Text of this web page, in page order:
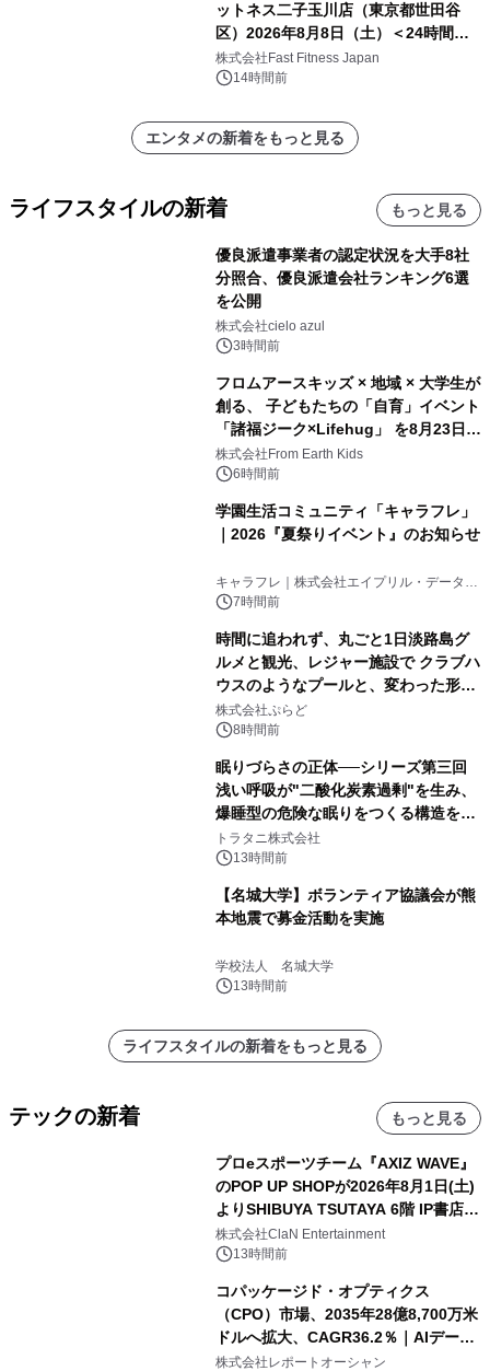
ットネス二子玉川店（東京都世田谷
区）2026年8月8日（土）＜24時間年
中無休のフィットネスジム＞
株式会社Fast Fitness Japan
14時間前
エンタメの新着をもっと見る
ライフスタイルの新着 もっと見る
優良派遣事業者の認定状況を大手8社
分照合、優良派遣会社ランキング6選
を公開
株式会社cielo azul
3時間前
フロムアースキッズ × 地域 × 大学生が
創る、 子どもたちの「自育」イベント
「諸福ジーク×Lifehug」 を8月23日
(日)開催
株式会社From Earth Kids
6時間前
学園生活コミュニティ「キャラフレ」
｜2026『夏祭りイベント』のお知らせ
キャラフレ｜株式会社エイプリル・データ・
デザインズ
7時間前
時間に追われず、丸ごと1日淡路島グ
ルメと観光、レジャー施設で クラブハ
ウスのようなプールと、変わった形の
サウナも 「THE BOXY AWAJI」のお
得な素泊まり連泊プランで
株式会社ぷらど
8時間前
眠りづらさの正体──シリーズ第三回
浅い呼吸が"二酸化炭素過剰"を生み、
爆睡型の危険な眠りをつくる構造を解
説
トラタニ株式会社
13時間前
【名城大学】ボランティア協議会が熊
本地震で募金活動を実施
学校法人 名城大学
13時間前
ライフスタイルの新着をもっと見る
テックの新着 もっと見る
プロeスポーツチーム『AXIZ WAVE』
のPOP UP SHOPが2026年8月1日(土)
よりSHIBUYA TSUTAYA 6階 IP書店で
開催決定！！
株式会社ClaN Entertainment
13時間前
コパッケージド・オプティクス
（CPO）市場、2035年28億8,700万米
ドルへ拡大、CAGR36.2％｜AIデータ
センター・高速光通信需要が成長を加
株式会社レポートオーシャン